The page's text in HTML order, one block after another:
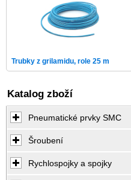
Trubky z grilamidu, role 25 m
Katalog zboží
Pneumatické prvky SMC
Šroubení
Rychlospojky a spojky